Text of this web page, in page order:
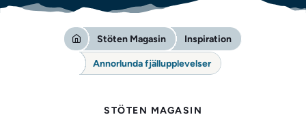
Stöten Magasin Inspiration
Annorlunda fjällupplevelser
STÖTEN MAGASIN